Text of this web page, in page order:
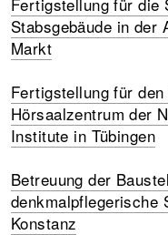
Stabsgebäude in der
Markt
Fertigstellung für
Hörsaalzentrum der
Institute in Tübingen
Betreuung der
denkmalpflegerische
Konstanz